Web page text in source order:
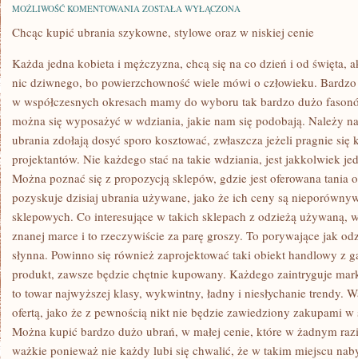
MOŻLIWOŚĆ KOMENTOWANIA SZUKAJĄC
NA
WARTO
ZASTANOWIĆ
NAD
POMYSŁEM
O
ZAPROJEKTOWANIU
ZOSTAŁA WYŁĄCZONA
Chcąc kupić ubrania szykowne, stylowe oraz w niskiej cenie
Każda jedna kobieta i mężczyzna, chcą się na co dzień i od święta,
nic dziwnego, bo powierzchowność wiele mówi o człowieku.
w współczesnych okresach mamy do wyboru tak bardzo dużo
można się wyposażyć w wdziania, jakie nam się podobają. Należy
ubrania zdołają dosyć sporo kosztować, zwłaszcza jeżeli pragnie
projektantów. Nie każdego stać na takie wdziania, jest jakkolwiek
Można poznać się z propozycją sklepów, gdzie jest oferowana tania
pozyskuje dzisiaj ubrania używane, jako że ich ceny są
sklepowych. Co interesujące w takich sklepach z odzieżą używaną,
znanej marce i to rzeczywiście za parę groszy. To porywające jak
słynna. Powinno się również zaprojektować taki obiekt handlowy z
produkt, zawsze będzie chętnie kupowany. Każdego zaintryguje
to towar najwyższej klasy, wykwintny, ładny i niesłychanie trendy.
ofertą, jako że z pewnością nikt nie będzie zawiedziony zakupami
Można kupić bardzo dużo ubrań, w małej cenie, które w żadnym
ważkie ponieważ nie każdy lubi się chwalić, że w takim miejscu